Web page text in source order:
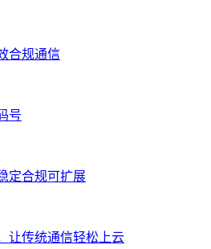
合规通信
号
定合规可扩展
让传统通信轻松上云